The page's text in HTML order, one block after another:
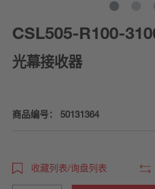
CSL505-R100-
光幕接收器
商品编号： 50131364
收藏列表/询盘列表